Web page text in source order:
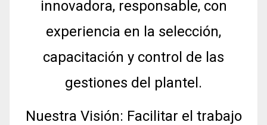
innovadora, responsable, con
experiencia en la selección,
capacitación y control de las
gestiones del plantel.
Nuestra Visión: Facilitar el trabajo